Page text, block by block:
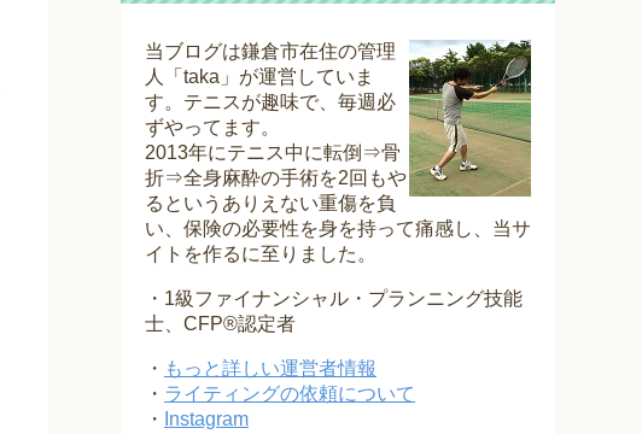
当ブログは鎌倉市在住の管理
人「taka」が運営していま
す。テニスが趣味で、毎週必
ずやってます。
2013年にテニス中に転倒⇒骨
折⇒全身麻酔の手術を2回もや
るというありえない重傷を負
い、保険の必要性を身を持って痛感し、当サ
イトを作るに至りました。
・1級ファイナンシャル・プランニング技能
士、CFP®認定者
・ もっと詳しい運営者情報
・ ライティングの依頼について
・
Instagram